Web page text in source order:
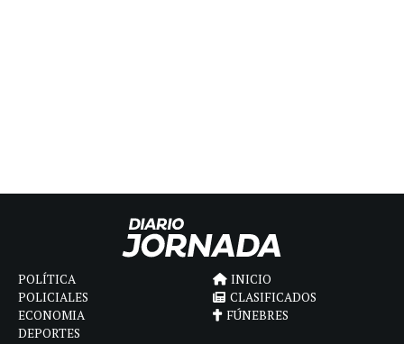
POLÍTICA
POLICIALES
ECONOMIA
DEPORTES
INICIO
CLASIFICADOS
FÚNEBRES